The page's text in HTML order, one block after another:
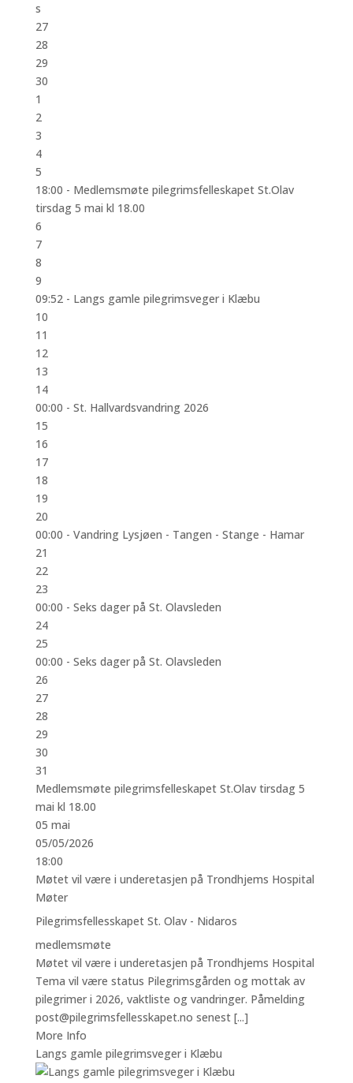
s
27
28
29
30
1
2
3
4
5
18:00 - Medlemsmøte pilegrimsfelleskapet St.Olav
tirsdag 5 mai kl 18.00
6
7
8
9
09:52 - Langs gamle pilegrimsveger i Klæbu
10
11
12
13
14
00:00 - St. Hallvardsvandring 2026
15
16
17
18
19
20
00:00 - Vandring Lysjøen - Tangen - Stange - Hamar
21
22
23
00:00 - Seks dager på St. Olavsleden
24
25
00:00 - Seks dager på St. Olavsleden
26
27
28
29
30
31
Medlemsmøte pilegrimsfelleskapet St.Olav tirsdag 5
mai kl 18.00
05 mai
05/05/2026
18:00
Møtet vil være i underetasjen på Trondhjems Hospital
Møter
Pilegrimsfellesskapet St. Olav - Nidaros
medlemsmøte
Møtet vil være i underetasjen på Trondhjems Hospital
Tema vil være status Pilegrimsgården og mottak av
pilegrimer i 2026, vaktliste og vandringer. Påmelding
post@pilegrimsfellesskapet.no senest [...]
More Info
Langs gamle pilegrimsveger i Klæbu